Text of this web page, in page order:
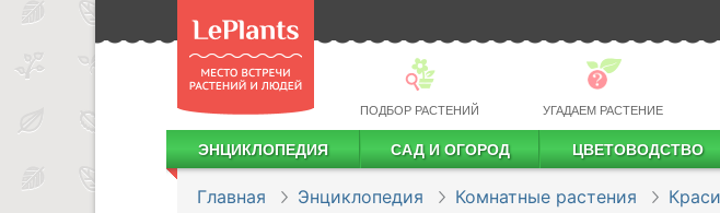
ПОДБОР РАСТЕНИЙ УГАДАЕМ РАСТЕНИЕ
ЭНЦИКЛОПЕДИЯ САД И ОГОРОД ЦВЕТОВОДСТВО
Главная Энциклопедия Комнатные растения